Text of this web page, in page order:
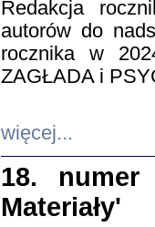
Redakcja
autorów do
rocznika w
ZAGŁADA i
więcej...
18. numer
Materiały'